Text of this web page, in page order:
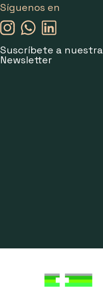
Síguenos en
Suscríbete a nuestra
Newsletter